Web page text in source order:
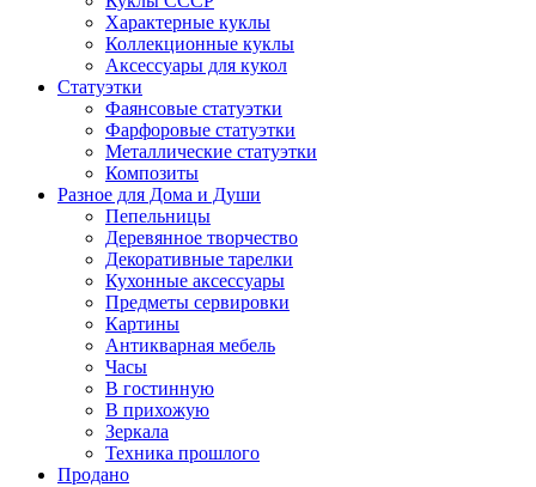
Характерные куклы
Коллекционные куклы
Аксессуары для кукол
Статуэтки
Фаянсовые статуэтки
Фарфоровые статуэтки
Металлические статуэтки
Композиты
Разное для Дома и Души
Пепельницы
Деревянное творчество
Декоративные тарелки
Кухонные аксессуары
Предметы сервировки
Картины
Антикварная мебель
Часы
В гостинную
В прихожую
Зеркала
Техника прошлого
Продано